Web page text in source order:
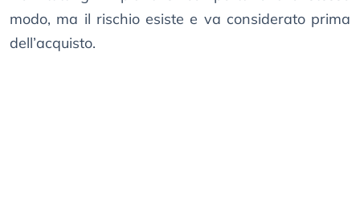
modo, ma il rischio esiste e va considerato prima
dell’acquisto.